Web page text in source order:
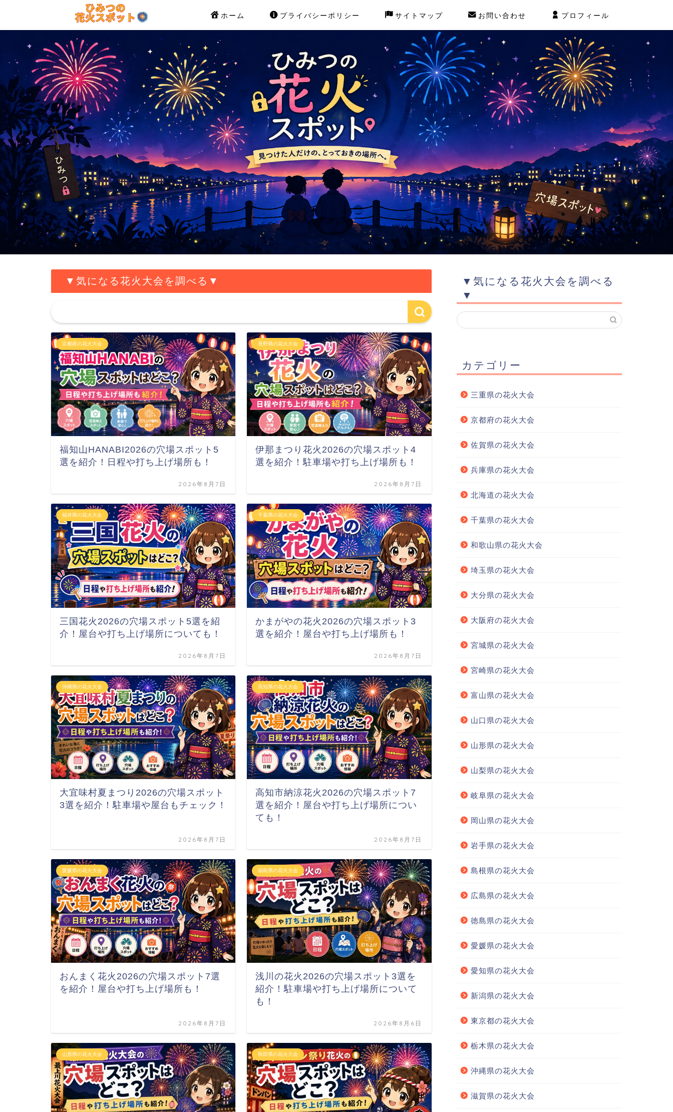
ホーム プライバシーポリシー サイトマップ お問い合わせ プロフィール
▼気になる花火大会を調べる▼
京都府の花火大会
福知山HANABI2026の穴場スポット5
選を紹介！日程や打ち上げ場所も！
2026年8月7日
長野県の花火大会
伊那まつり花火2026の穴場スポット4
選を紹介！駐車場や打ち上げ場所も！
2026年8月7日
福井県の花火大会
三国花火2026の穴場スポット5選を紹
介！屋台や打ち上げ場所についても！
2026年8月7日
千葉県の花火大会
かまがやの花火2026の穴場スポット3
選を紹介！屋台や打ち上げ場所も！
2026年8月7日
沖縄県の花火大会
大宜味村夏まつり2026の穴場スポット
3選を紹介！駐車場や屋台もチェック！
2026年8月7日
高知県の花火大会
高知市納涼花火2026の穴場スポット7
選を紹介！屋台や打ち上げ場所につい
ても！
2026年8月7日
愛媛県の花火大会
おんまく花火2026の穴場スポット7選
を紹介！屋台や打ち上げ場所も！
2026年8月7日
福島県の花火大会
浅川の花火2026の穴場スポット3選を
紹介！駐車場や打ち上げ場所について
も！
2026年8月6日
山形県の花火大会 秋田県の花火大会
▼気になる花火大会を調べる
▼
カテゴリー
三重県の花火大会
京都府の花火大会
佐賀県の花火大会
兵庫県の花火大会
北海道の花火大会
千葉県の花火大会
和歌山県の花火大会
埼玉県の花火大会
大分県の花火大会
大阪府の花火大会
宮城県の花火大会
宮崎県の花火大会
富山県の花火大会
山口県の花火大会
山形県の花火大会
山梨県の花火大会
岐阜県の花火大会
岡山県の花火大会
岩手県の花火大会
島根県の花火大会
広島県の花火大会
徳島県の花火大会
愛媛県の花火大会
愛知県の花火大会
新潟県の花火大会
東京都の花火大会
栃木県の花火大会
沖縄県の花火大会
滋賀県の花火大会